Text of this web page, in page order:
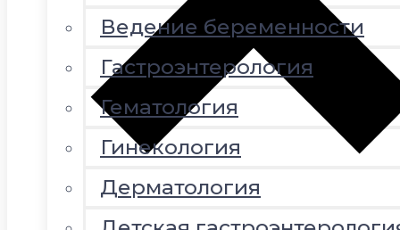
Ведение беременности
Гастроэнтерология
Гематология
Гинекология
Дерматология